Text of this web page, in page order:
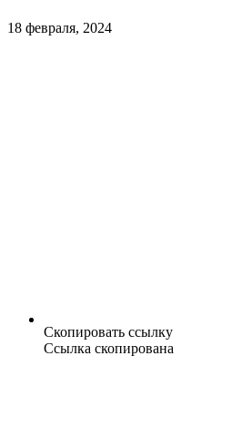
18 февраля, 2024
Скопировать ссылку
Ссылка скопирована